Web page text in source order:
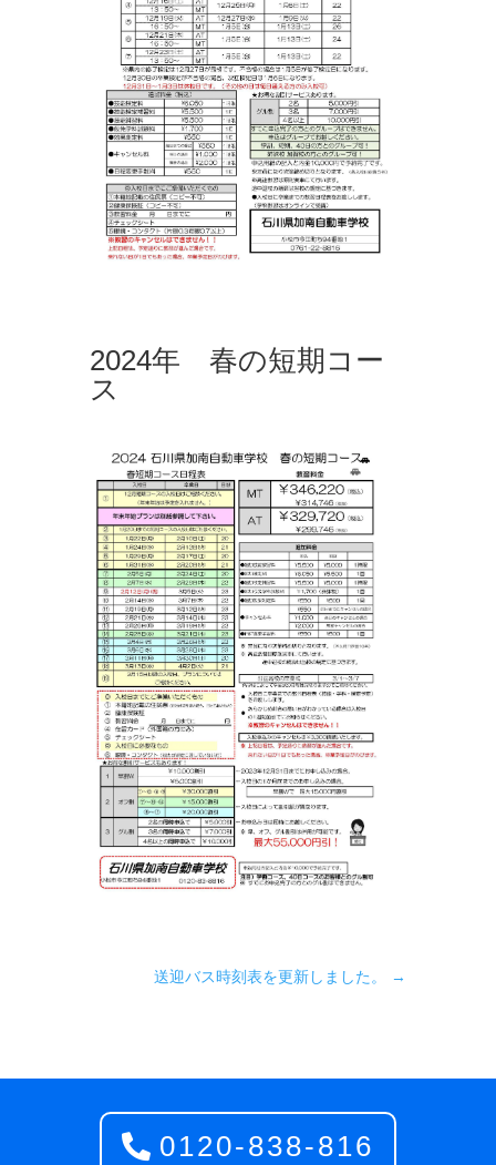
2024年 春の短期コー
ス
送迎バス時刻表を更新しました。 →
0120-838-816